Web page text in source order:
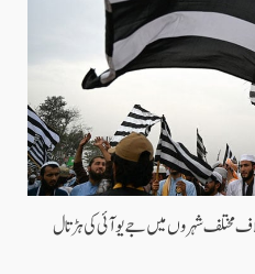
مختلف شہروں میں جے یو آئی کی ہڑتال